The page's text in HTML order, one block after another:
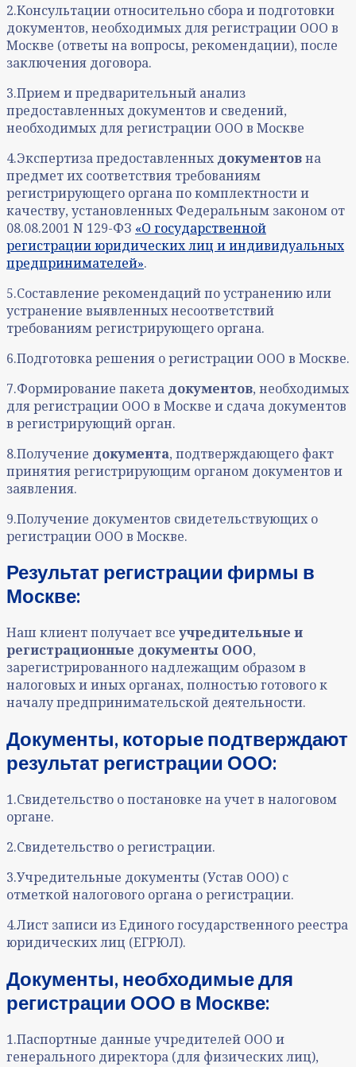
2.Консультации относительно сбора и подготовки
документов, необходимых для регистрации ООО в
Москве (ответы на вопросы, рекомендации), после
заключения договора.
3.Прием и предварительный анализ
предоставленных документов и сведений,
необходимых для регистрации ООО в Москве
4.Экспертиза предоставленныхдокументовна
предмет их соответствия требованиям
регистрирующего органа по комплектности и
качеству, установленных Федеральным законом от
08.08.2001 N 129-ФЗ «О государственной
регистрации юридических лиц и индивидуальных
предпринимателей».
5.Составление рекомендаций по устранению или
устранение выявленных несоответствий
требованиям регистрирующего органа.
6.Подготовка решения о регистрации ООО в Москве.
7.Формирование пакета документов, необходимых
для регистрации ООО в Москве и сдача документов
в регистрирующий орган.
8.Получение документа, подтверждающего факт
принятия регистрирующим органом документов и
заявления.
9.Получение документов свидетельствующих о
регистрации ООО в Москве.
Результат регистрации фирмы в
Москве:
Наш клиент получает все учредительные и
регистрационные документы ООО,
зарегистрированного надлежащим образом в
налоговых и иных органах, полностью готового к
началу предпринимательской деятельности.
Документы, которые подтверждают
результат регистрации ООО:
1.Свидетельство о постановке на учет в налоговом
органе.
2.Свидетельство о регистрации.
3.Учредительные документы (Устав ООО) с
отметкой налогового органа о регистрации.
4.Лист записи из Единого государственного реестра
юридических лиц (ЕГРЮЛ).
Документы, необходимые для
регистрации ООО в Москве:
1.Паспортные данные учредителей ООО и
генерального директора (для физических лиц),